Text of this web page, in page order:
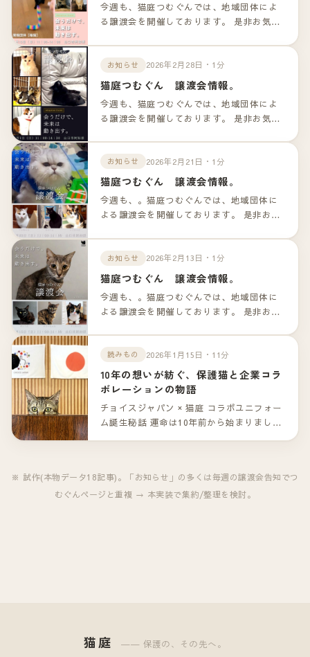
今週も、猫庭つむぐんでは、地域団体によ
る譲渡会を開催しております。 是非お気軽
ンクよりご確認下さいませ。
お知らせ 2026年2月28日・1分
猫庭つむぐん 譲渡会情報。
今週も、猫庭つむぐんでは、地域団体によ
る譲渡会を開催しております。 是非お気軽
お知らせ 2026年2月21日・1分
猫庭つむぐん 譲渡会情報。
今週も、。猫庭つむぐんでは、地域団体に
よる譲渡会を開催しております。 是非お気
リンクよりご確認下さいませ。
お知らせ 2026年2月13日・1分
猫庭つむぐん 譲渡会情報。
今週も、。猫庭つむぐんでは、地域団体に
よる譲渡会を開催しております。 是非お気
ゃん。（一部掲載）
読みもの 2026年1月15日・11分
10年の想いが紡ぐ、保護猫と企業コラ
ボレーションの物語
チョイスジャパン × 猫庭 コラボユニフォー
ム誕生秘話 運命は10年前から始まりまし
た。 企業として保護猫活動を支援する――
その形は「コラボレーションユニフォー
※ 試作(本物データ18記事)。「お知らせ」の多くは毎週の譲渡会告知でつ
むぐんページと重複 → 本実装で集約/整理を検討。
猫庭 ―― 保護の、その先へ。